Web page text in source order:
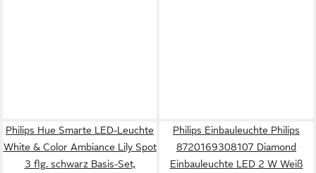
Philips Hue Smarte LED-Leuchte
White & Color Ambiance Lily Spot
3 flg. schwarz Basis-Set,
Philips Einbauleuchte Philips
8720169308107 Diamond
Einbauleuchte LED 2 W Weiß